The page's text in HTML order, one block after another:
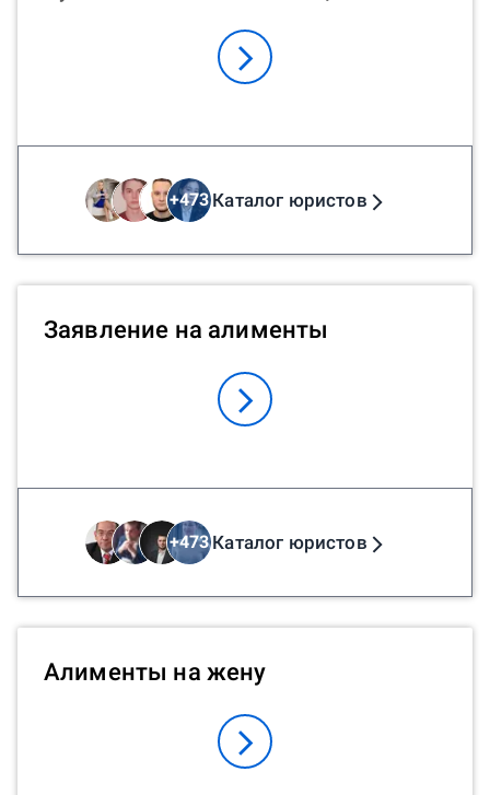
процесса. Кроме того, онлайн-
консультация экономит время и деньги.
матерью, если, например, записанный
отец ведет асоциальный образ жизни.
судебном порядке? Процесс начинается с
подачи иска с документами в суд. Затем
проходят судебные заседания. Часто
оспорить отцовство в судебном порядке с
ДНК — самый надежный способ. Как
может помочь юрист в оспаривании
консультация, вы можете написать
юристу онлайн. Он поможет начать
посоветует альтернативные пути решения
проблемы.
+473Каталог юристов
Заявление на алименты
+473Каталог юристов
Алименты на жену